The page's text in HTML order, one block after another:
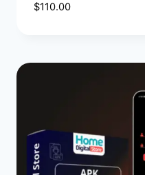
$110.00